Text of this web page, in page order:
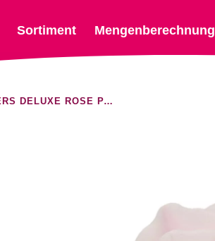
Sortiment Mengenberechnung
EDIBLE WAFER FLOWERS DELUXE ROSE PASTELLA PINK OMBRE LARGE